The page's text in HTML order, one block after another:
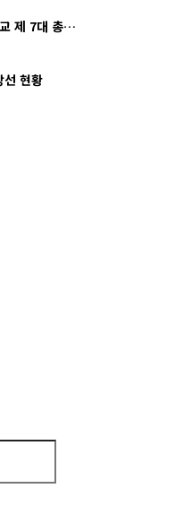
제 7대 총…
선 현황